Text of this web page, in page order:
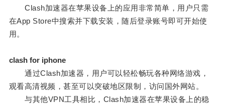
Clash加速器在苹果设备上的应用非常简单，用户只需
在App Store中搜索并下载安装，随后登录账号即可开始使
用。
clash for iphone
通过Clash加速器，用户可以轻松畅玩各种网络游戏，
观看高清视频，甚至可以突破地区限制，访问国外网站。
与其他VPN工具相比，Clash加速器在苹果设备上的稳